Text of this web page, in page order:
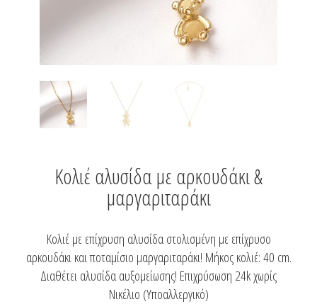
Κολιέ αλυσίδα με αρκουδάκι &
μαργαριταράκι
Κολιέ με επίχρυση αλυσίδα στολισμένη με επίχρυσο
αρκουδάκι και ποταμίσιο μαργαριταράκι! Μήκος κολιέ: 40 cm.
Διαθέτει αλυσίδα αυξομείωσης! Επιχρύσωση 24k χωρίς
Νικέλιο (Υποαλλεργικό)